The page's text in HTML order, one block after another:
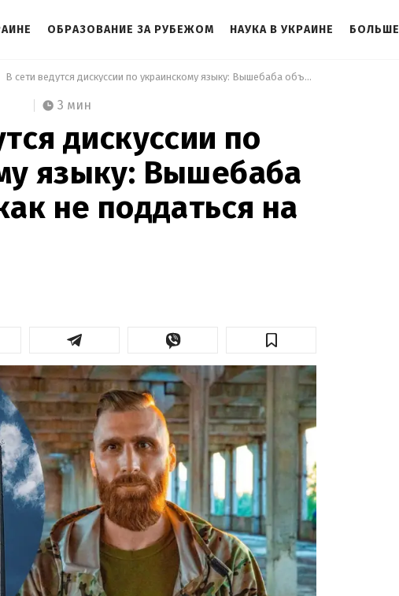
ОБРАЗОВАНИЕ ЗА РУБЕЖОМ НАУКА В УКРАИНЕ БОЛЬШЕ
В сети ведутся дискуссии по украинскому языку: Вышебаба объяснил, как не поддаться на вбросы
3 мин
дискуссии по
языку: Вышебаба
не поддаться на